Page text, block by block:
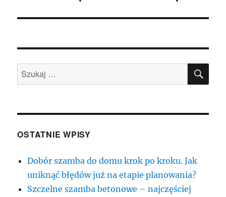
Szukaj:
OSTATNIE WPISY
Dobór szamba do domu krok po kroku. Jak
uniknąć błędów już na etapie planowania?
Szczelne szamba betonowe – najczęściej